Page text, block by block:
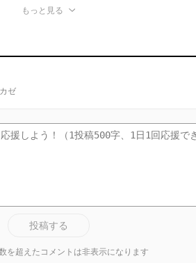
もっと見る
ゼ
投稿する
を超えたコメントは非表示になります